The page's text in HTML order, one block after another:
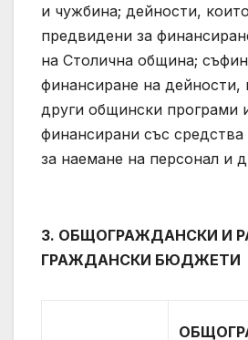
и чужбина; дейности,
предвидени за
на Столична община;
финансиране на дейности,
други общински програми
финансирани със
за наемане на персонал и
3. ОБЩОГРАЖДАНСКИ И
ГРАЖДАНСКИ БЮДЖЕТИ